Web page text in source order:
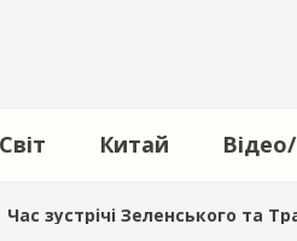
Світ Китай
Час зустрічі Зеленського та